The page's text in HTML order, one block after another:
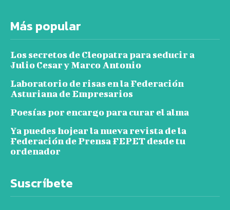
Más popular
Los secretos de Cleopatra para seducir a
Julio Cesar y Marco Antonio
Laboratorio de risas en la Federación
Asturiana de Empresarios
Poesías por encargo para curar el alma
Ya puedes hojear la nueva revista de la
Federación de Prensa FEPET desde tu
ordenador
Suscríbete